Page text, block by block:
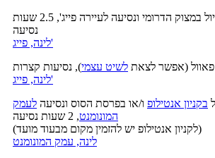
המשך טיול במצוק הדרומי ונסיעה לעיירה פייג', 2.5 שעות
נסיעה
לינה, פייג'
(אפשר לצאת לשיט עצמי), נסיעות קצרות
לינה, פייג'
בקניון אנטילופ ו/או בפרסת הסוס ונסיעה לעמק
המונומנט, 2 שעות נסיעה
(לקניון אנטילופ יש להזמין מקום מבעוד מועד)
לינה, עמק המונומנט